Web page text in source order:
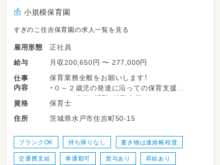
小規模保育園
すぎのこ住吉保育園の求人一覧を見る
雇用形態
正社員
給与
月収200,650円 〜 277,000円
仕事
内容
保育業務全般をお願いします！
・０～２歳児の発達に沿っての保育支援
・おむつ交換、授乳、離乳食等
・保育に関する書類等の記入作成
・保護者対応
※基本的に異動はありませんが、条件により姉
妹園の
資格
保育士
住所
茨城県水戸市住吉町50-15
ブランクOK 持ち帰りなし 書き物は連絡帳程度
交通費支給 車通勤可 賞与あり 昇給あり